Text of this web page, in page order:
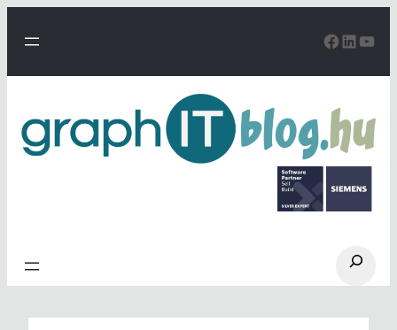
tartalomhoz
Search